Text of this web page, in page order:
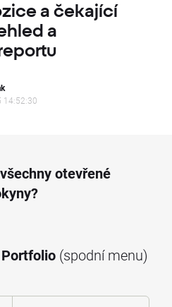
a čekající
a
14:52:30
otevřené
Portfolio (spodní menu)